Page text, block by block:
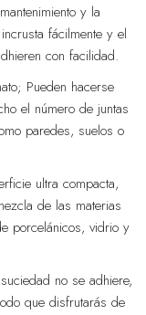
y la
fácilmente y el
con facilidad.
Pueden hacerse
el número de juntas
paredes, suelos o
ultra compacta,
de las materias
porcelánicos, vidrio y
no se adhiere,
que disfrutarás de